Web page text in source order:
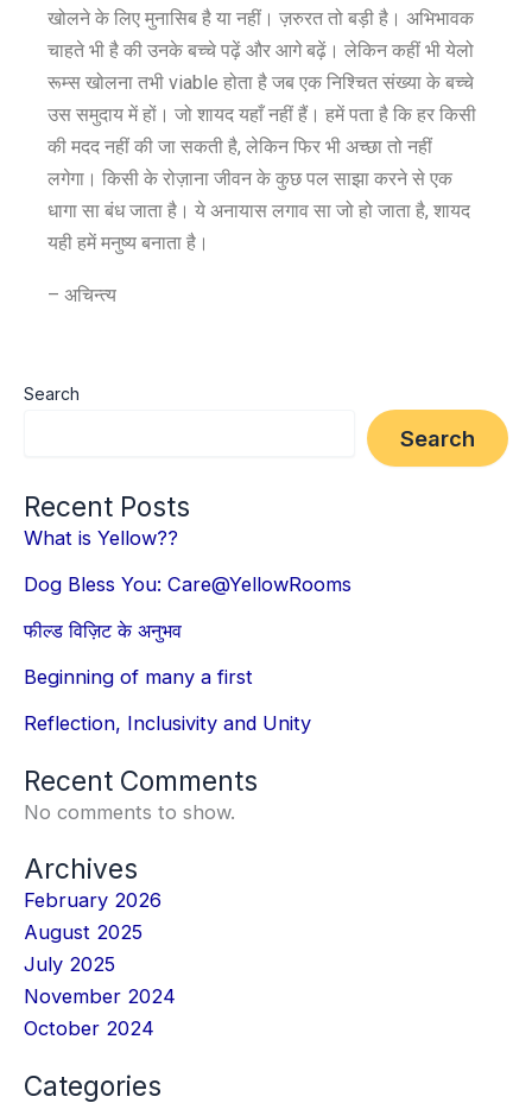
खोलने के लिए मुनासिब है या नहीं। ज़रुरत तो बड़ी है। अभिभावक
चाहते भी है की उनके बच्चे पढ़ें और आगे बढ़ें। लेकिन कहीं भी येलो
रूम्स खोलना तभी viable होता है जब एक निश्चित संख्या के बच्चे
उस समुदाय में हों। जो शायद यहाँ नहीं हैं। हमें पता है कि हर किसी
की मदद नहीं की जा सकती है, लेकिन फिर भी अच्छा तो नहीं
लगेगा। किसी के रोज़ाना जीवन के कुछ पल साझा करने से एक
धागा सा बंध जाता है। ये अनायास लगाव सा जो हो जाता है, शायद
यही हमें मनुष्य बनाता है।
– अचिन्त्य
Search
Search
Recent Posts
What is Yellow??
Dog Bless You: Care@YellowRooms
फील्ड विज़िट के अनुभव
Beginning of many a first
Reflection, Inclusivity and Unity
Recent Comments
No comments to show.
Archives
February 2026
August 2025
July 2025
November 2024
October 2024
Categories